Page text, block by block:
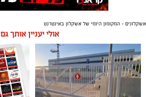
אשקלונים - המקומון היומי של אשקלון באינטרנט
אולי יעניין אותך גם